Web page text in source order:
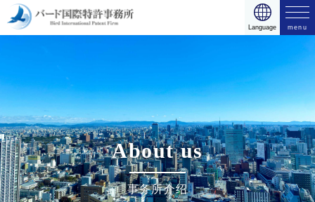
Language
日本語
English
简体中文
About us
事务所介绍
业务内容与价格
事务所介绍
专业团队
事务所简介资料